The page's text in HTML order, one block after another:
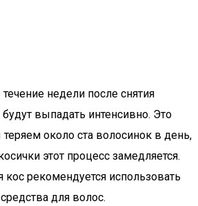
недели после снятия
выпадать интенсивно. Это
около ста волосинок в день,
этот процесс замедляется.
кос рекомендуется использовать
для волос.